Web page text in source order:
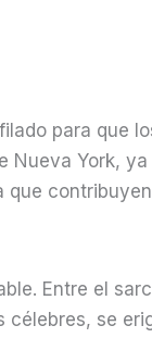
para que
Nueva York,
Entre el
se